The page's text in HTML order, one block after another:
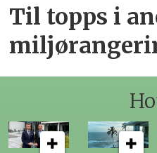
Til topps i